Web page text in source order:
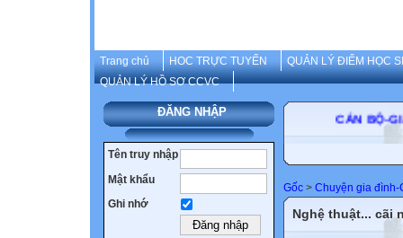
Trang chủ HOC TRỰC TUYẾN
QUẢN LÝ ĐIỂM HỌC
QUẢN LÝ HỒ SƠ CCVC
ĐĂNG NHẬP
Tên truy nhập
Mật khẩu
Ghi nhớ
CÁN
Gốc > Chuyện gia đình-
Nghệ thuật... cãi